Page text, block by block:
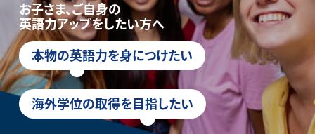
お子さま、ご自身の
英語力アップをしたい方へ
本物の英語力を身につけたい
海外学位の取得を目指したい